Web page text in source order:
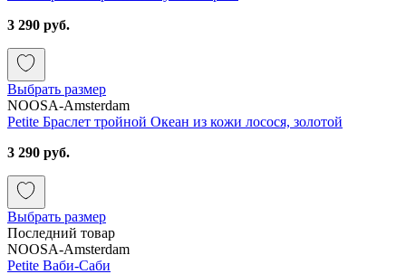
3 290 руб.
Выбрать размер
NOOSA-Amsterdam
Petite Браслет тройной Океан из кожи лосося, золотой
3 290 руб.
Выбрать размер
Последний товар
NOOSA-Amsterdam
Petite Ваби-Саби